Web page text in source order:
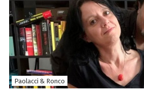
Paolacci & Ronco